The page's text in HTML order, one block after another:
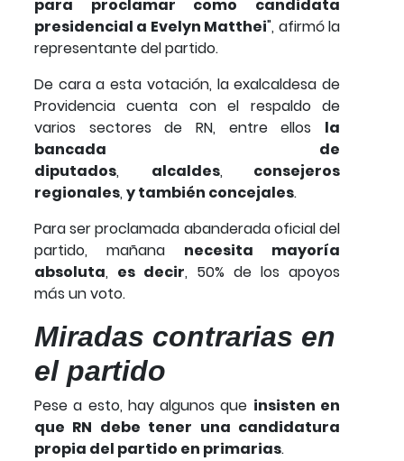
para proclamar como candidata
presidencial a Evelyn Matthei", afirmó la
representante del partido.
De cara a esta votación, la exalcaldesa de
Providencia cuenta con el respaldo de
varios sectores de RN, entre ellos la
bancada de
diputados, alcaldes, consejeros
regionales, y también concejales.
Para ser proclamada abanderada oficial del
partido, mañana necesita mayoría
absoluta, es decir, 50% de los apoyos
más un voto.
Miradas contrarias en
el partido
Pese a esto, hay algunos que insisten en
que RN debe tener una candidatura
propia del partido en primarias.